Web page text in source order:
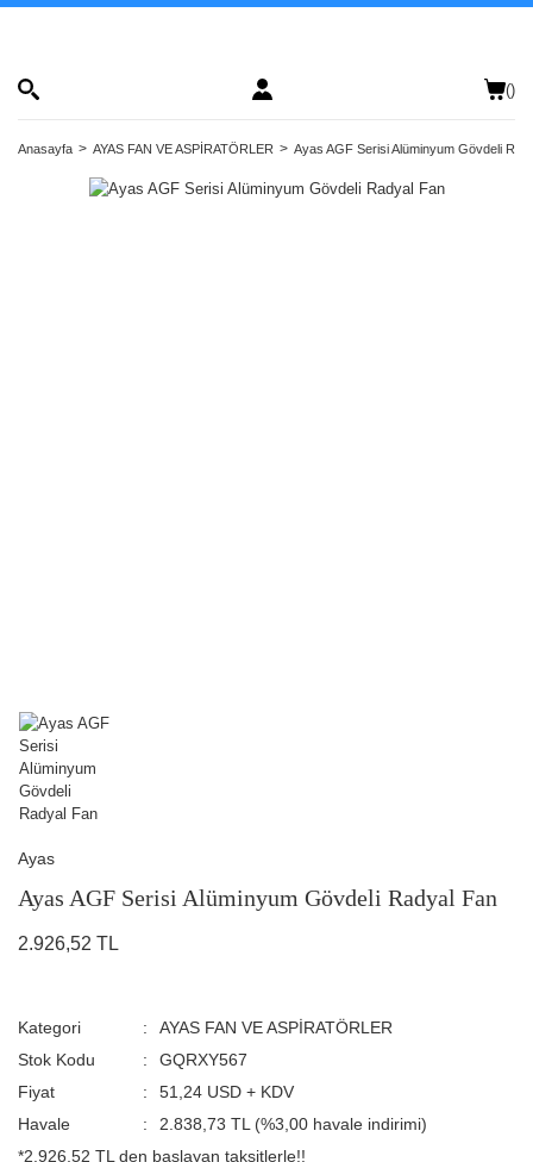
()
Anasayfa AYAS FAN VE ASPİRATÖRLER Ayas AGF Serisi Alüminyum Gövdeli
Ayas
Ayas AGF Serisi Alüminyum Gövdeli Radyal Fan
2.926,52 TL
Kategori
AYAS FAN VE ASPİRATÖRLER
Stok Kodu
GQRXY567
Fiyat
51,24 USD + KDV
Havale
2.838,73 TL (%3,00 havale indirimi)
*2.926,52 TL den başlayan taksitlerle!!